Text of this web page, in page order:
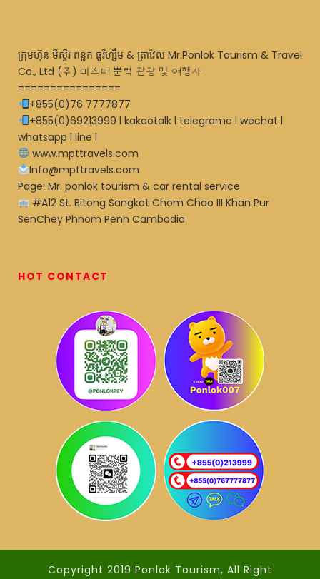
ក្រុមហ៊ុន មីស្ទឺរ ពន្លក ធួរីហ្សឹម & ត្រាវែល Mr.Ponlok Tourism & Travel
Co., Ltd (주) 미스터 뿐럭 관광 및 여행사
================
+855(0)76 7777877
+855(0)69213999 l kakaotalk l telegrame l wechat l
whatsapp l line l
www.mpttravels.com
Info@mpttravels.com
Page: Mr. ponlok tourism & car rental service
#A12 St. Bitong Sangkat Chom Chao III Khan Pur
SenChey Phnom Penh Cambodia
HOT CONTACT
Copyright 2019 Ponlok Tourism, All Right